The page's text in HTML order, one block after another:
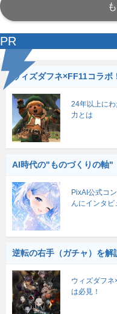
PR
ウィズダフネ×FF11コラボ
24年以上に
力とは
AI時代の"ものづくりの軸"
PixAI公式コ
んにインタビ
逆転の右手（ガチャ）を解
ウィズダフネ
は必見！